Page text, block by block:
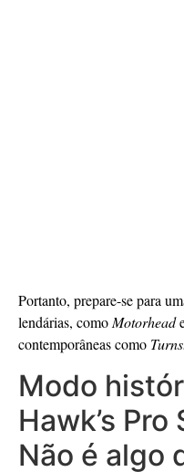
Portanto, prepare-se para
lendárias, comoMotorhead
contemporâneas como
Modo
Hawk’s
Não é algo